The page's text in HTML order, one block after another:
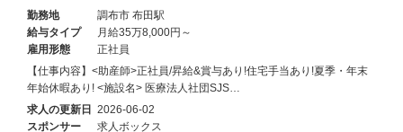
勤務地
調布市 布田駅
給与タイプ
月給35万8,000円～
雇用形態
正社員
【仕事内容】<助産師>正社員/昇給&賞与あり!住宅手当あり!夏季・年末
年始休暇あり! <施設名> 医療法人社団SJS…
求人の更新日 2026-06-02
スポンサー
求人ボックス